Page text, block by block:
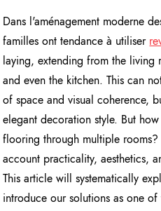
Dans l'aménagement moderne
familles ont tendance à utiliser
laying, extending from the
and even the kitchen. This can
of space and visual coherence,
elegant decoration style. But
flooring through multiple
account practicality, aesthetics,
This article will systematically
introduce our solutions as one